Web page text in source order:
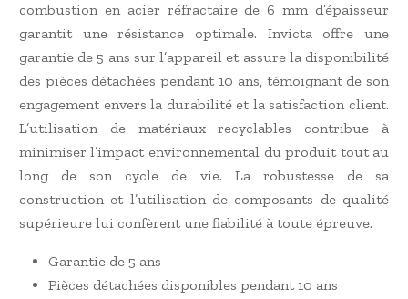
combustion en acier réfractaire de 6 mm d’épaisseur
garantit une résistance optimale. Invicta offre une
garantie de 5 ans sur l’appareil et assure la disponibilité
des pièces détachées pendant 10 ans, témoignant de son
engagement envers la durabilité et la satisfaction client.
L’utilisation de matériaux recyclables contribue à
minimiser l’impact environnemental du produit tout au
long de son cycle de vie. La robustesse de sa
construction et l’utilisation de composants de qualité
supérieure lui confèrent une fiabilité à toute épreuve.
Garantie de 5 ans
Pièces détachées disponibles pendant 10 ans